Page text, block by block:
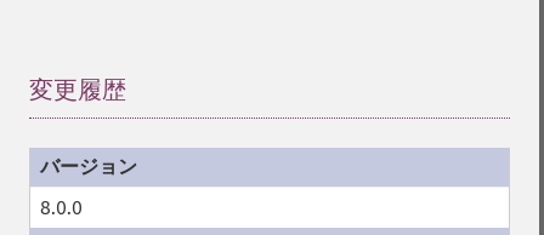
変更履歴
8.0.0